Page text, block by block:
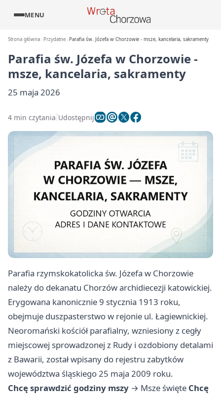
MENU
Strona główna Przydatne Parafia św. Józefa w Chorzowie - msze, kancelaria, sakramenty
Parafia św. Józefa w Chorzowie -
msze, kancelaria, sakramenty
25 maja 2026
4 min czytania Udostępnij
Parafia rzymskokatolicka św. Józefa w Chorzowie
należy do dekanatu Chorzów archidiecezji katowickiej.
Erygowana kanonicznie 9 stycznia 1913 roku,
obejmuje duszpasterstwo w rejonie ul. Łagiewnickiej.
Neoromański kościół parafialny, wzniesiony z cegły
miejscowej sprowadzonej z Rudy i ozdobiony detalami
z Bawarii, został wpisany do rejestru zabytków
województwa śląskiego 25 maja 2009 roku.
Chcę sprawdzić godziny mszy → Msze święte Chcę